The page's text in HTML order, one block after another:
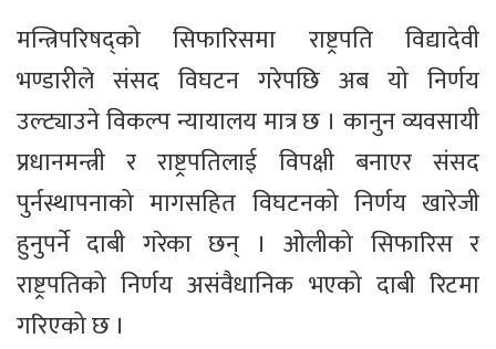
मन्त्रिपरिषद्को सिफारिसमा राष्ट्रपति विद्यादेवी
भण्डारीले संसद विघटन गरेपछि अब यो निर्णय
उल्ट्याउने विकल्प न्यायालय मात्र छ । कानुन व्यवसायी
प्रधानमन्त्री र राष्ट्रपतिलाई विपक्षी बनाएर संसद
पुर्नस्थापनाको मागसहित विघटनको निर्णय खारेजी
हुनुपर्ने दाबी गरेका छन् । ओलीको सिफारिस र
राष्ट्रपतिको निर्णय असंवैधानिक भएको दाबी रिटमा
गरिएको छ ।